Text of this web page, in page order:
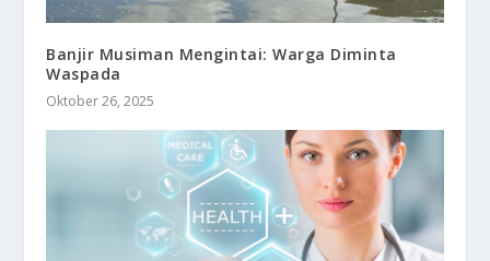
Banjir Musiman Mengintai: Warga Diminta
Waspada
Oktober 26, 2025